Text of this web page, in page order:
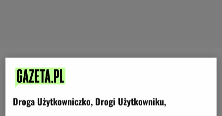
Ziemniaki od dawna należą do najważniejszych
składników polskiej kuchni. W różnych regionach
kraju powstały przepisy, które przez lata były
Droga Użytkowniczko, Drogi Użytkowniku,